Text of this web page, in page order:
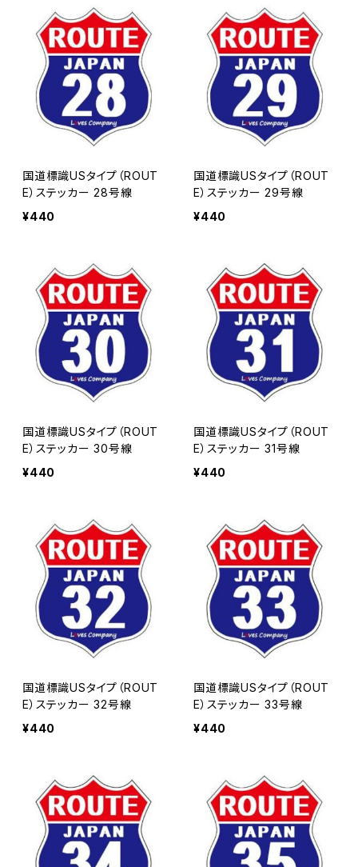
国道標識USタイプ（ROUT
E）ステッカー 28号線
¥440
国道標識USタイプ（ROUT
E）ステッカー 29号線
¥440
国道標識USタイプ（ROUT
E）ステッカー 30号線
¥440
国道標識USタイプ（ROUT
E）ステッカー 31号線
¥440
国道標識USタイプ（ROUT
E）ステッカー 32号線
¥440
国道標識USタイプ（ROUT
E）ステッカー 33号線
¥440